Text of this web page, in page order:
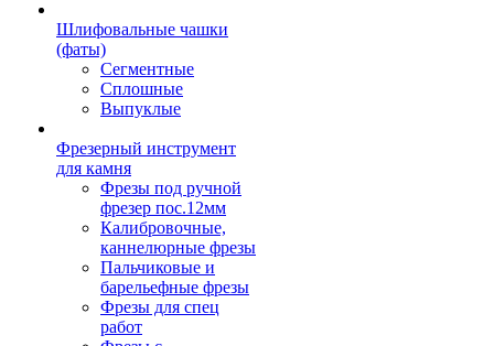
Шлифовальные чашки
(фаты)
Сегментные
Сплошные
Выпуклые
Фрезерный инструмент
для камня
Фрезы под ручной
фрезер пос.12мм
Калибровочные,
каннелюрные фрезы
Пальчиковые и
барельефные фрезы
Фрезы для спец
работ